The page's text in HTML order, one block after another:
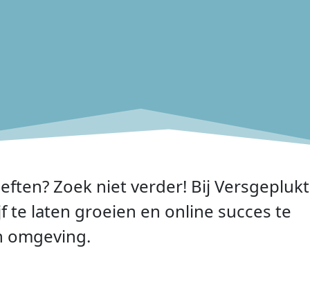
Zoek niet verder! Bij Versgeplukt
laten groeien en online succes te
omgeving.